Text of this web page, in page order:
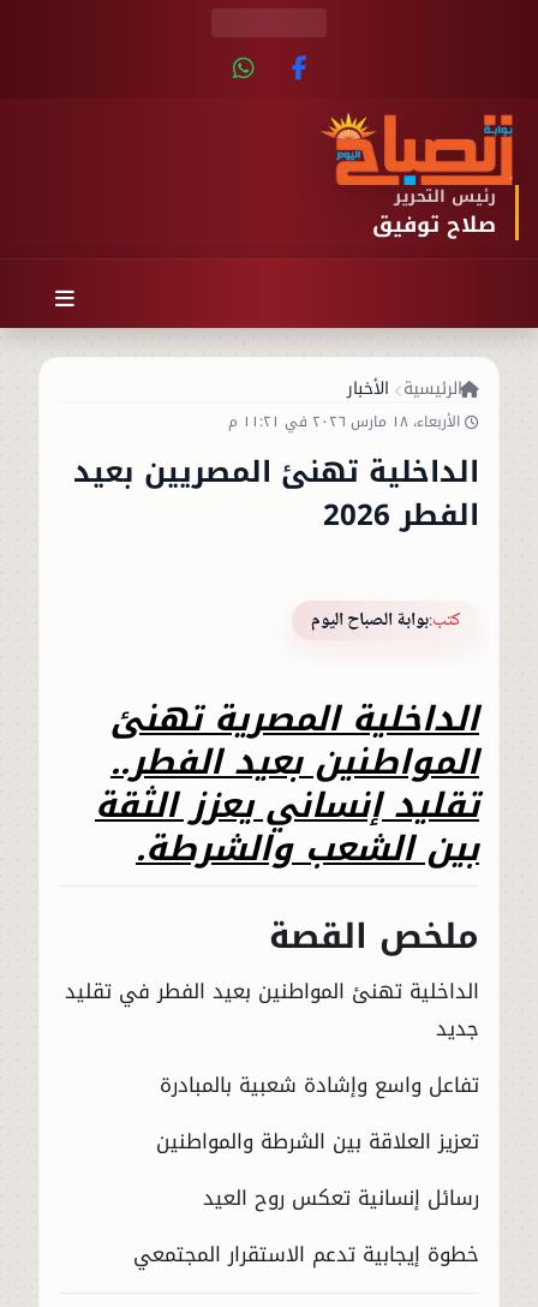
رئيس التحرير
صلاح توفيق
الرئيسية الأخبار
الأربعاء، ١٨ مارس ٢٠٢٦ في ١١:٢١ م
الداخلية تهنئ المصريين بعيد
الفطر 2026
كتب:بوابة الصباح اليوم
الداخلية المصرية تهنئ
المواطنين بعيد الفطر..
تقليد إنساني يعزز الثقة
بين الشعب والشرطة.
ملخص القصة
الداخلية تهنئ المواطنين بعيد الفطر في تقليد
جديد
تفاعل واسع وإشادة شعبية بالمبادرة
تعزيز العلاقة بين الشرطة والمواطنين
رسائل إنسانية تعكس روح العيد
خطوة إيجابية تدعم الاستقرار المجتمعي